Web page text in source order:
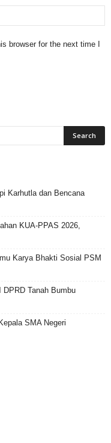
browser for the next time I
Karhutla dan Bencana
KUA-PPAS 2026,
Karya Bhakti Sosial PSM
Tanah Bumbu
SMA Negeri